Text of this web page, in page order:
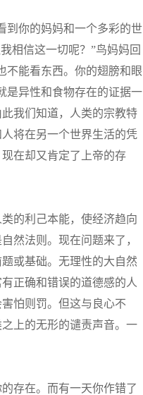
到你的妈妈和一个多彩的世
相信这一切呢？”鸟妈妈回
不能看东西。你的翅膀和眼
是异性和食物存在的证据一
我们知道，人类的宗教特
将在另一个世界生活的凭
在却又肯定了上帝的存
的利己本能，使经济趋向
然法则。现在问题来了，
或基础。无理性的大自然
正确和错误的道德感的人
怕则罚。但这与良心不
上的无形的谴责声音。一
存在。而有一天你作错了